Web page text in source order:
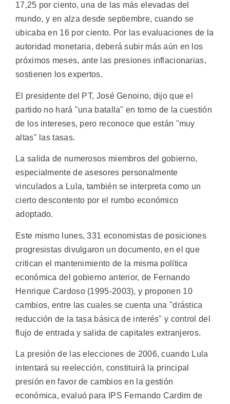
17,25 por ciento, una de las más elevadas del
mundo, y en alza desde septiembre, cuando se
ubicaba en 16 por ciento. Por las evaluaciones de la
autoridad monetaria, deberá subir más aún en los
próximos meses, ante las presiones inflacionarias,
sostienen los expertos.
El presidente del PT, José Genoino, dijo que el
partido no hará "una batalla" en torno de la cuestión
de los intereses, pero reconoce que están "muy
altas" las tasas.
La salida de numerosos miembros del gobierno,
especialmente de asesores personalmente
vinculados a Lula, también se interpreta como un
cierto descontento por el rumbo económico
adoptado.
Este mismo lunes, 331 economistas de posiciones
progresistas divulgaron un documento, en el que
critican el mantenimiento de la misma política
económica del gobierno anterior, de Fernando
Henrique Cardoso (1995-2003), y proponen 10
cambios, entre las cuales se cuenta una "drástica
reducción de la tasa básica de interés" y control del
flujo de entrada y salida de capitales extranjeros.
La presión de las elecciones de 2006, cuando Lula
intentará su reelección, constituirá la principal
presión en favor de cambios en la gestión
económica, evaluó para IPS Fernando Cardim de